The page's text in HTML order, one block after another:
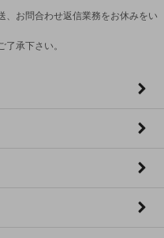
、お問合わせ返信業務をお休みをい
承下さい。